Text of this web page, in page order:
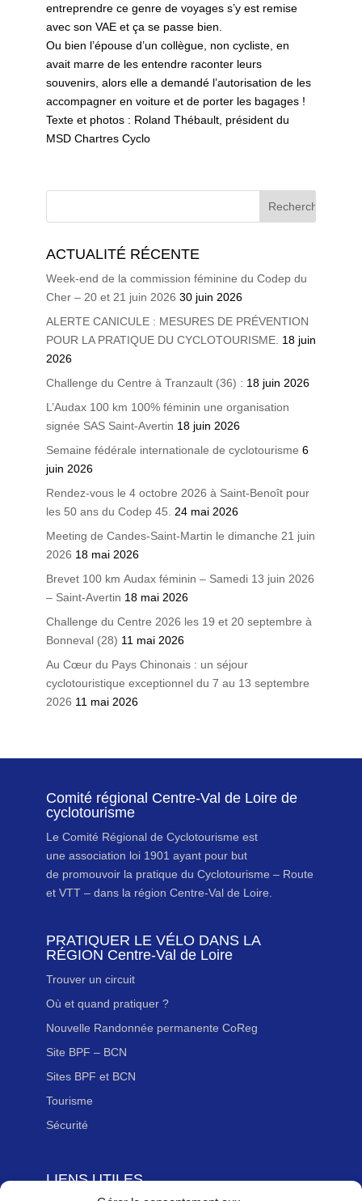
entreprendre ce genre de voyages s’y est remise
avec son VAE et ça se passe bien.
Ou bien l’épouse d’un collègue, non cycliste, en
avait marre de les entendre raconter leurs
souvenirs, alors elle a demandé l’autorisation de les
accompagner en voiture et de porter les bagages !
Texte et photos : Roland Thébault, président du
MSD Chartres Cyclo
ACTUALITÉ RÉCENTE
Week-end de la commission féminine du Codep du
Cher – 20 et 21 juin 2026 30 juin 2026
ALERTE CANICULE : MESURES DE PRÉVENTION
POUR LA PRATIQUE DU CYCLOTOURISME. 18 juin
2026
Challenge du Centre à Tranzault (36) : 18 juin 2026
L’Audax 100 km 100% féminin une organisation
signée SAS Saint-Avertin 18 juin 2026
Semaine fédérale internationale de cyclotourisme 6
juin 2026
Rendez-vous le 4 octobre 2026 à Saint-Benoît pour
les 50 ans du Codep 45.
24 mai 2026
Meeting de Candes-Saint-Martin le dimanche 21 juin
2026 18 mai 2026
Brevet 100 km Audax féminin – Samedi 13 juin 2026
– Saint-Avertin 18 mai 2026
Challenge du Centre 2026 les 19 et 20 septembre à
Bonneval (28) 11 mai 2026
Au Cœur du Pays Chinonais : un séjour
cyclotouristique exceptionnel du 7 au 13 septembre
2026 11 mai 2026
Comité régional Centre-Val de Loire de
cyclotourisme
Le Comité Régional de Cyclotourisme est
une association loi 1901 ayant pour but
de promouvoir la pratique du Cyclotourisme – Route
et VTT – dans la région Centre-Val de Loire.
PRATIQUER LE VÉLO DANS LA
RÉGION Centre-Val de Loire
Trouver un circuit
Où et quand pratiquer ?
Nouvelle Randonnée permanente CoReg
Site BPF – BCN
Sites BPF et BCN
Tourisme
Sécurité
LIENS UTILES